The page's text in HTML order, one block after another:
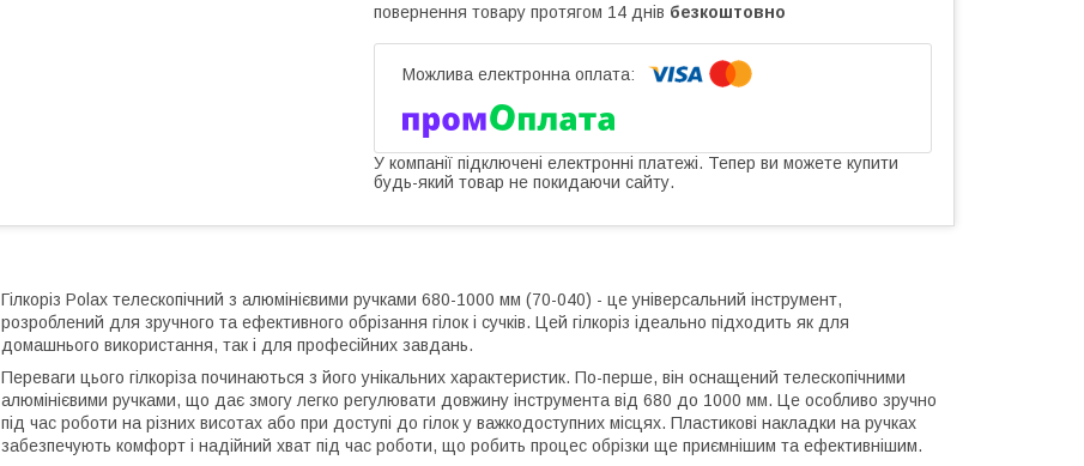
повернення товару протягом 14 днів безкоштовно
У компанії підключені електронні платежі. Тепер ви можете купити
будь-який товар не покидаючи сайту.
Гілкоріз Polax телескопічний з алюмінієвими ручками 680-1000 мм (70-040) - це універсальний інструмент,
розроблений для зручного та ефективного обрізання гілок і сучків. Цей гілкоріз ідеально підходить як для
домашнього використання, так і для професійних завдань.
Переваги цього гілкоріза починаються з його унікальних характеристик. По-перше, він оснащений телескопічними
алюмінієвими ручками, що дає змогу легко регулювати довжину інструмента від 680 до 1000 мм. Це особливо зручно
під час роботи на різних висотах або при доступі до гілок у важкодоступних місцях. Пластикові накладки на ручках
забезпечують комфорт і надійний хват під час роботи, що робить процес обрізки ще приємнішим та ефективнішим.